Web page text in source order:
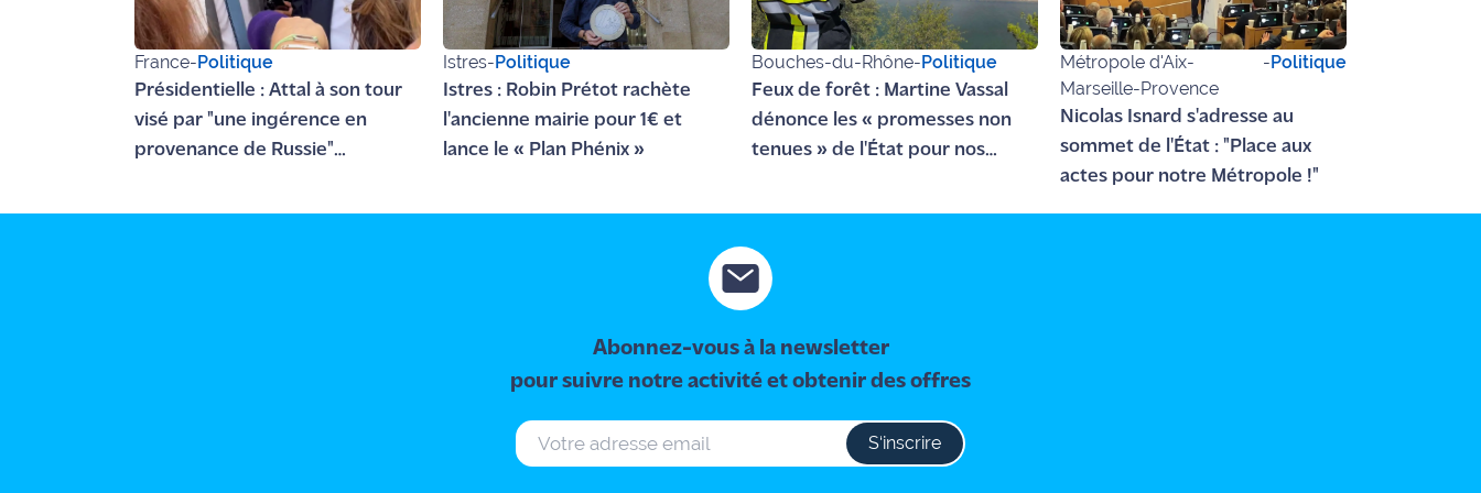
France- Politique
Présidentielle : Attal à son tour
visé par "une ingérence en
provenance de Russie"
Istres- Politique
Istres : Robin Prétot rachète
l'ancienne mairie pour 1€ et
lance le « Plan Phénix »
Bouches-du-Rhône- Politique
Feux de forêt : Martine Vassal
dénonce les « promesses non
tenues » de l'État pour nos
Métropole d'Aix-
Marseille-Provence
- Politique
Nicolas Isnard s'adresse au
sommet de l'État : "Place aux
actes pour notre Métropole !"
Abonnez-vous à la newsletter
pour suivre notre activité et obtenir des offres
S‘inscrire